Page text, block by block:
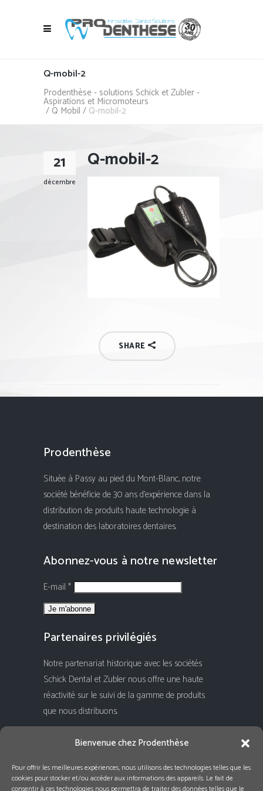
Bienvenue chez Prodenthèse
Pour offrir les meilleures expériences, nous utilisons des technologies telles que les
cookies pour stocker et/ou accéder aux informations des appareils. Le fait de
Q-mobil-2
Prodenthèse - solutions Schick et Zubler -
Aspirations et Micromoteurs
/ Q Mobil / Q-mobil-2
21
décembre
Q-mobil-2
SHARE
Prodenthèse
Située à Passy au pied du Mont-Blanc, notre
société bénéficie de 30 ans d'expérience dans la
distribution de produits haute technologie à
destination des laboratoires dentaires.
Abonnez-vous à notre newsletter
E-mail *
Partenaires privilégiés
Notre partenariat historique avec les sociétés
Schick Dental et Zubler nous offre une haute
réactivité sur le suivi de la gamme de produits
que nous distribuons.
Rejoignez-nous !